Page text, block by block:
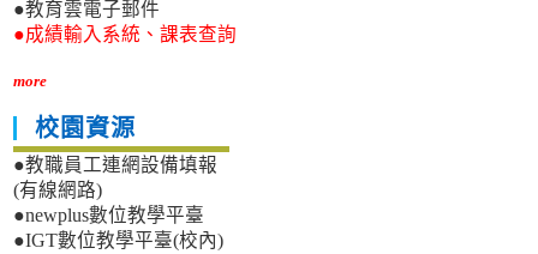
●教育雲電子郵件
●成績輸入系統、課表查詢
more
校園資源
●教職員工連網設備填報
(有線網路)
●newplus數位教學平臺
●IGT數位教學平臺(校內)